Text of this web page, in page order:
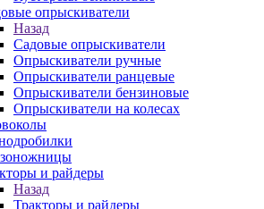
опрыскиватели
Назад
Садовые опрыскиватели
Опрыскиватели ручные
Опрыскиватели ранцевые
Опрыскиватели бензиновые
Опрыскиватели на колесах
и райдеры
Назад
Тракторы и райдеры